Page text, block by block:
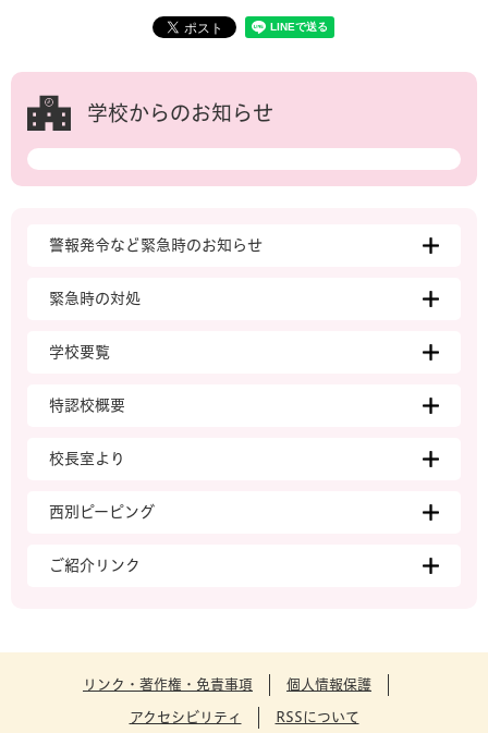
学校からのお知らせ
警報発令など緊急時のお知らせ
緊急時の対処
学校要覧
特認校概要
校長室より
西別ピーピング
ご紹介リンク
リンク・著作権・免責事項 個人情報保護
アクセシビリティ RSSについて